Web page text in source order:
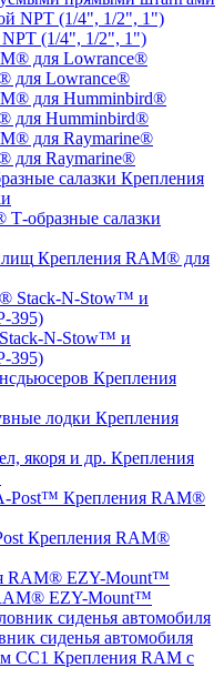
(1/4", 1/2", 1")
для Lowrance®
для Humminbird®
для Raymarine®
Крепления
Т-образные салазки
Крепления RAM® для
N-Stow™ и
395)
Крепления
Крепления
Крепления
Крепления RAM®
Крепления RAM®
EZY-Mount™
сиденья автомобиля
Крепления RAM с